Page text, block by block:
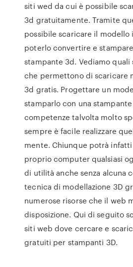
siti wed da cui è possibile
3d gratuitamente. Tramite
possibile scaricare il
poterlo convertire e
stampante 3d. Vediamo
che permettono di scaricare
3d gratis. Progettare un
stamparlo con una
competenze talvolta molto
sempre è facile realizzare
mente. Chiunque potrà
proprio computer qualsiasi
di utilità anche senza alcuna
tecnica di modellazione 3D
numerose risorse che il web
disposizione. Qui di seguito
siti web dove cercare e
gratuiti per stampanti 3D.